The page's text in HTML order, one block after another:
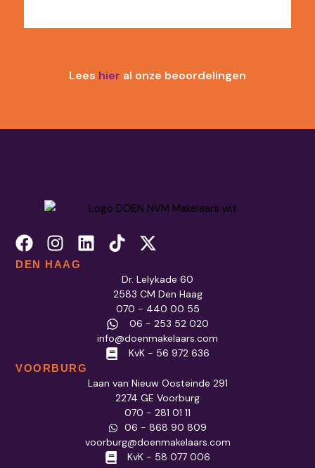
Lees hier al onze beoordelingen
DEN HAAG
Dr. Lelykade 60
2583 CM Den Haag
070 - 440 00 55
06 - 253 52 020
info@doenmakelaars.com
KvK - 56 972 636
VOORBURG
Laan van Nieuw Oosteinde 291
2274 GE Voorburg
070 - 281 01 11
06 - 868 90 809
voorburg@doenmakelaars.com
KvK - 58 077 006